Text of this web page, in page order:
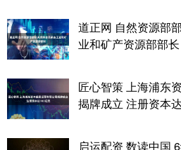
道正网 自然资源部
业和矿产资源部部长
匠心智策 上海浦东
揭牌成立 注册资本
启运配资 数读中国